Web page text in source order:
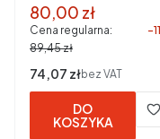
Cena promocyjna
80,00 zł
Cena regularna:
89,45 zł
-
Cena
74,07 złbez VAT
DO
KOSZYKA